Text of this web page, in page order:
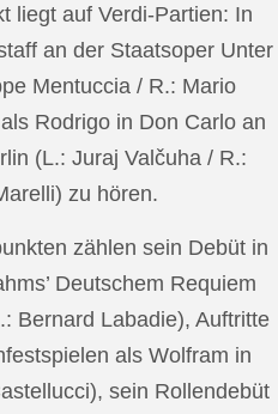
liegt auf Verdi-Partien: In
an der Staatsoper Unter
Mentuccia / R.: Mario
Rodrigo in Don Carlo an
(L.: Juraj Valčuha / R.:
zu hören.
zählen sein Debüt in
Deutschem Requiem
Bernard Labadie), Auftritte
als Wolfram in
sein Rollendebüt